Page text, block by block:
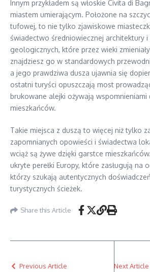
Innym przykładem są włoskie Civita di
miastem umierającym. Położone na
tufowej, to nie tylko zjawiskowe
świadectwo średniowiecznej architektury
geologicznych, które przez wieki
znajdziesz go w standardowych
a jego prawdziwa dusza ujawnia się
ostatni turyści opuszczają most
brukowane alejki ożywają wspomnieniami
mieszkańców.
Takie miejsca z duszą to więcej niż tylko
zapomnianych opowieści i świadectwa
wciąż są żywe dzięki garstce
ukryte perełki Europy, które zasługują na
którzy szukają autentycznych
turystycznych ścieżek.
Share this Article
Previous Article Next Article